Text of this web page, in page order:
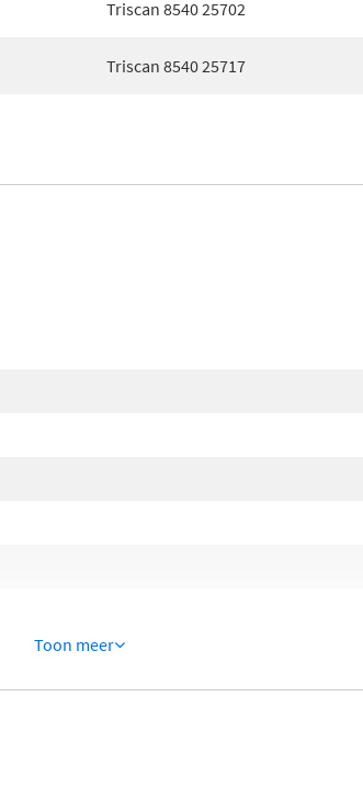
Triscan 8540 25702
Triscan 8540 25717
Toon meer